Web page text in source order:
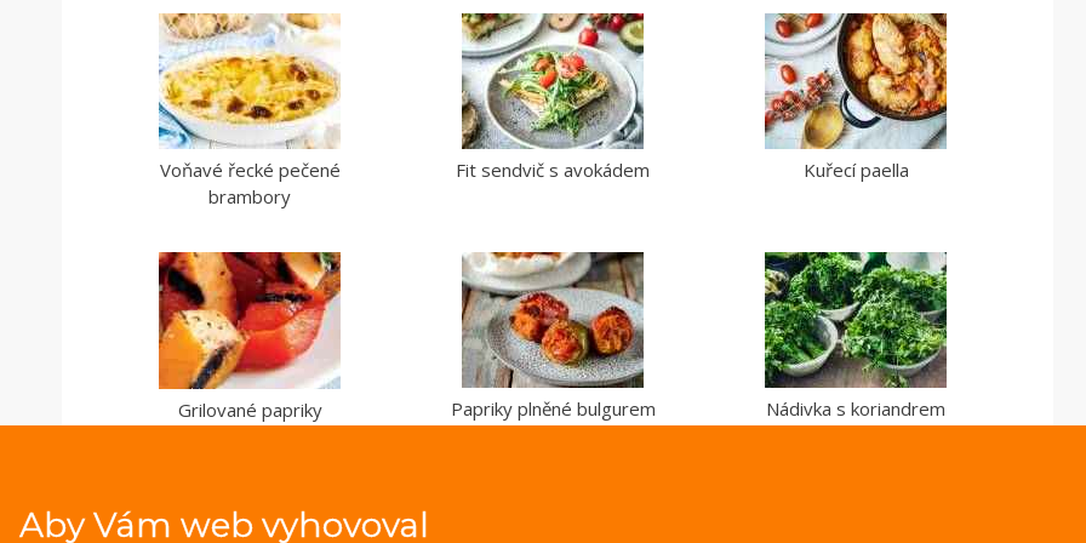
Voňavé řecké pečené
brambory
Fit sendvič s avokádem Kuřecí paella
Grilované papriky Papriky plněné bulgurem Nádivka s koriandrem
Aby Vám web vyhovoval